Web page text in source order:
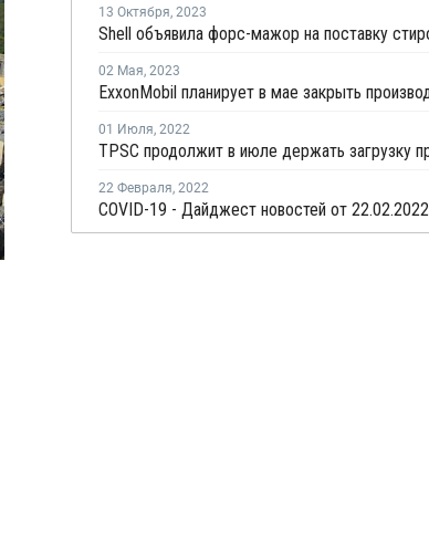
13 Октября, 2023
02 Мая, 2023
01 Июля, 2022
22 Февраля, 2022